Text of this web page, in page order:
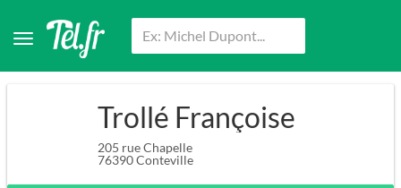
Trollé Françoise
205 rue Chapelle
76390Conteville